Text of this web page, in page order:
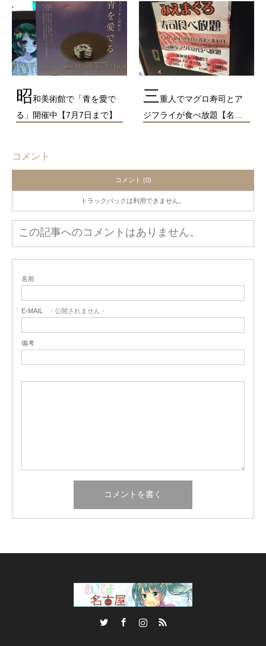
昭和美術館で「青を愛で
る」開催中【7月7日まで】
三重人でマグロ寿司とア
ジフライが食べ放題【名…
コメント
コメント (0)
トラックバックは利用できません。
この記事へのコメントはありません。
名前
E-MAIL - 公開されません -
備考
RSS